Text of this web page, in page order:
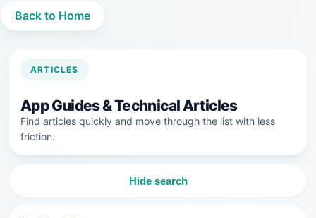
Back to Home
ARTICLES
App Guides & Technical Articles
Find articles quickly and move through the list with less
friction.
Hide search